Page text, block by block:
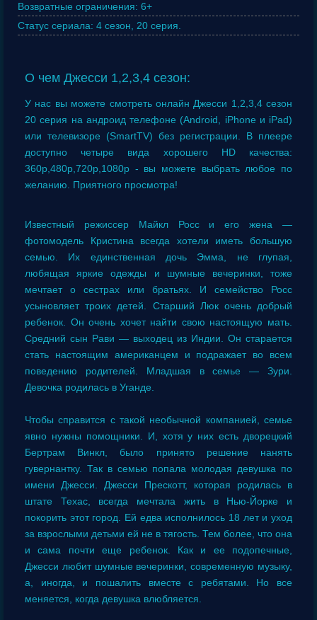
Возвратные ограничения: 6+
Статус сериала: 4 сезон, 20 серия.
О чем Джесси 1,2,3,4 сезон:
У нас вы можете смотреть онлайн Джесси 1,2,3,4 сезон
20 серия на андроид телефоне (Android, iPhone и iPad)
или телевизоре (SmartTV) без регистрации. В плеере
доступно четыре вида хорошего HD качества:
360p,480p,720p,1080p - вы можете выбрать любое по
желанию. Приятного просмотра!
Известный режиссер Майкл Росс и его жена —
фотомодель Кристина всегда хотели иметь большую
семью. Их единственная дочь Эмма, не глупая,
любящая яркие одежды и шумные вечеринки, тоже
мечтает о сестрах или братьях. И семейство Росс
усыновляет троих детей. Старший Люк очень добрый
ребенок. Он очень хочет найти свою настоящую мать.
Средний сын Рави — выходец из Индии. Он старается
стать настоящим американцем и подражает во всем
поведению родителей. Младшая в семье — Зури.
Девочка родилась в Уганде.
Чтобы справится с такой необычной компанией, семье
явно нужны помощники. И, хотя у них есть дворецкий
Бертрам Винкл, было принято решение нанять
гувернантку. Так в семью попала молодая девушка по
имени Джесси. Джесси Прескотт, которая родилась в
штате Техас, всегда мечтала жить в Нью-Йорке и
покорить этот город. Ей едва исполнилось 18 лет и уход
за взрослыми детьми ей не в тягость. Тем более, что она
и сама почти еще ребенок. Как и ее подопечные,
Джесси любит шумные вечеринки, современную музыку,
а, иногда, и пошалить вместе с ребятами. Но все
меняется, когда девушка влюбляется.